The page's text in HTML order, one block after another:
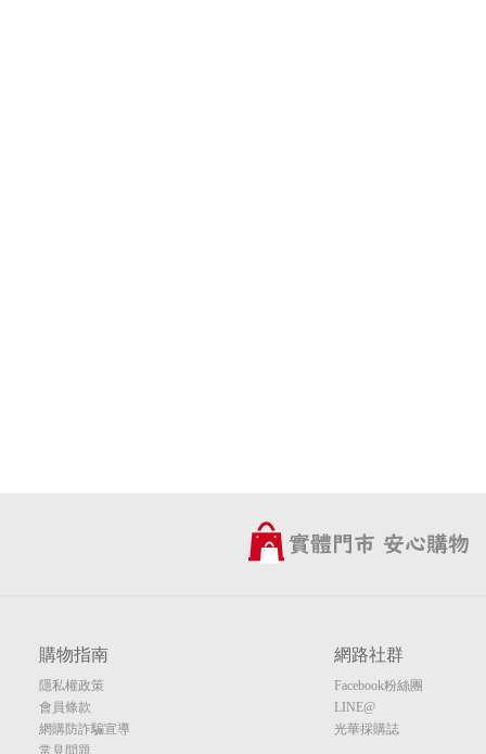
購物指南
隱私權政策
會員條款
網購防詐騙宣導
網路社群
Facebook粉絲團
LINE@
光華採購誌